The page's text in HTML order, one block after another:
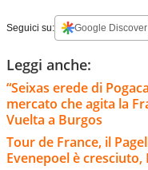
Seguici su: Google Discover
Leggi anche:
“Seixas erede di
mercato che agita la
Vuelta a Burgos
Tour de France, il
Evenepoel è